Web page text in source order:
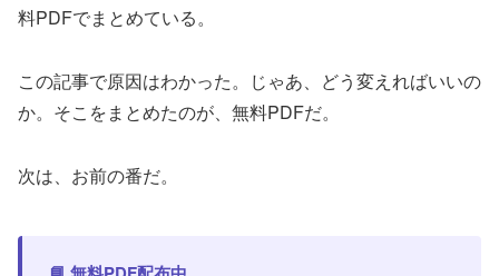
料PDFでまとめている。
この記事で原因はわかった。じゃあ、どう変えればいいの
か。そこをまとめたのが、無料PDFだ。
次は、お前の番だ。